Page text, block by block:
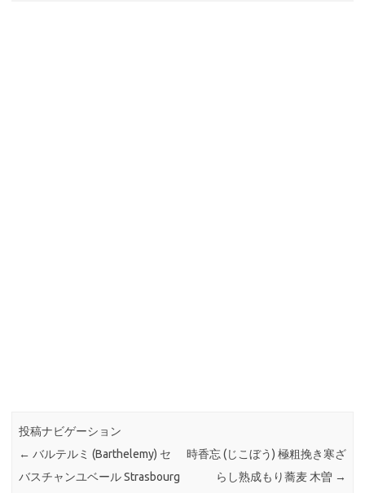
投稿ナビゲーション
← バルテルミ (Barthelemy) セ
バスチャンユベール Strasbourg
時香忘 (じこぼう) 極粗挽き寒ざ
らし熟成もり蕎麦 木曽 →